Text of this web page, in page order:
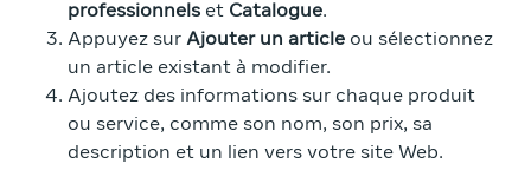
professionnels et Catalogue.
Appuyez sur Ajouter un article ou sélectionnez
un article existant à modifier.
Ajoutez des informations sur chaque produit
ou service, comme son nom, son prix, sa
description et un lien vers votre site Web.